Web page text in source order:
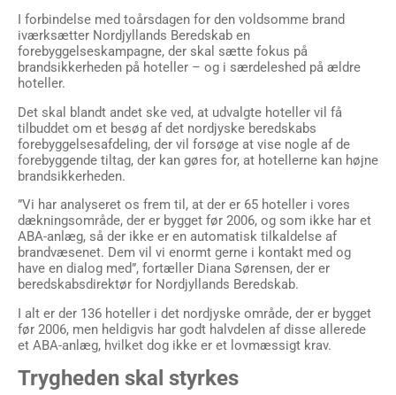
I forbindelse med toårsdagen for den voldsomme brand
iværksætter Nordjyllands Beredskab en
forebyggelseskampagne, der skal sætte fokus på
brandsikkerheden på hoteller – og i særdeleshed på ældre
hoteller.
Det skal blandt andet ske ved, at udvalgte hoteller vil få
tilbuddet om et besøg af det nordjyske beredskabs
forebyggelsesafdeling, der vil forsøge at vise nogle af de
forebyggende tiltag, der kan gøres for, at hotellerne kan højne
brandsikkerheden.
”Vi har analyseret os frem til, at der er 65 hoteller i vores
dækningsområde, der er bygget før 2006, og som ikke har et
ABA-anlæg, så der ikke er en automatisk tilkaldelse af
brandvæsenet. Dem vil vi enormt gerne i kontakt med og
have en dialog med”, fortæller Diana Sørensen, der er
beredskabsdirektør for Nordjyllands Beredskab.
I alt er der 136 hoteller i det nordjyske område, der er bygget
før 2006, men heldigvis har godt halvdelen af disse allerede
et ABA-anlæg, hvilket dog ikke er et lovmæssigt krav.
Trygheden skal styrkes